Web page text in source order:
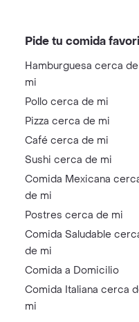
Pide tu comida
Hamburguesa cerca de
mi
Pollo cerca de mi
Pizza cerca de mi
Café cerca de mi
Sushi cerca de mi
Comida Mexicana
de mi
Postres cerca de mi
Comida Saludable
de mi
Comida a Domicilio
Comida Italiana cerca
mi